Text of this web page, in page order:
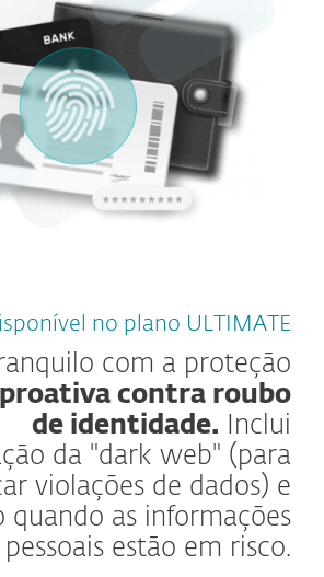
no plano ULTIMATE
com a proteção
proativa contra roubo
de identidade. Inclui
da "dark web" (para
violações de dados) e
quando as informações
pessoais estão em risco.